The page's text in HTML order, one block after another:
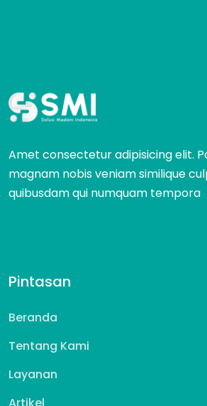
Amet consectetur adipisicing elit.
magnam nobis veniam similique
quibusdam qui numquam tempora
Pintasan
Beranda
Tentang Kami
Layanan